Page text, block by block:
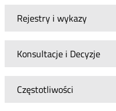
Rejestry i wykazy
Konsultacje i Decyzje
Częstotliwości